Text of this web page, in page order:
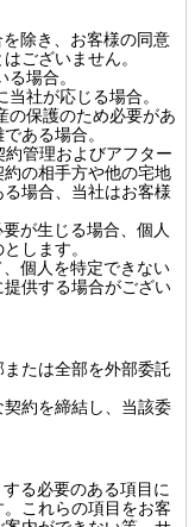
除き、お客様の同意
ございません。
場合。
社が応じる場合。
の保護のため必要があ
ある場合。
管理およびアフター
の相手方や他の宅地
場合、当社はお客様
が生じる場合、個人
します。
個人を特定できない
供する場合がござい
たは全部を外部委託
約を締結し、当該委
る必要のある項目に
これらの項目をお客